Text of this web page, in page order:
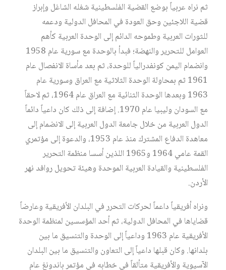
ثم نراه عربياً بوضع القضية الفلسطينية شغله الشاغل وإبراز
قضية اللاجئين وحق العودة في المحافل الدولية ودعمه
للثورات العربية وطموحه الدائم إلى الوحدة العربية كأهم
العوامل للتحرير والنهضة؛ فبدأ بالوحدة مع سورية عام 1958
وانضمام اليمن كونفدرالياً للوحدة، ثم بعد مأساة الانفصال عام
1961 ثم بمحاولة الوحدة الثلاثية مع العراق وسورية عام
1963 وبعدها الوحدة الثنائية مع العراق عام 1964، ثم لاحقاً
مع السودان وليبيا عام 1970. إضافة إلى ذلك كان داعياً دائماً
الدول العربية من خلال جامعة الدول العربية إلى الانضمام إلى
معاهدة الدفاع المشترك منذ عام 1953، والدعوة إلى مؤتمري
القمة عامي 1964 و1965 اللذين أسسا منظمة التحرير
الفلسطينية والقيادة العربية الموحدة وهيئة تحويل روافد نهر
الأردن.
ونراه أفريقياً داعماً لحركات التحرر في البلدان الأفريقية وعارضاً
قضاياها في المحافل الدولية، ثم أحد المؤسسين لمنظمة الوحدة
الأفريقية عام 1963 وداعياً إلى الوحدة والتنسيق ما بين
بلدانها. وكان قبلها داعياً إلى التعاون والتنسيق ما بين البلدان
الآسيوية والأفريقية متألقاً في خطابه في مؤتمر باندونغ عام